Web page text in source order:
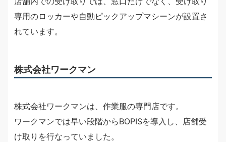
専用のロッカーや自動ピックアップマシーンが設置さ
れています。
株式会社ワークマン
株式会社ワークマンは、作業服の専門店です。
ワークマンでは早い段階からBOPISを導入し、店舗受
け取りを行なっていました。